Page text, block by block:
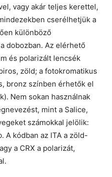
vagy akár teljes kerettel,
cserélhetjük a
különböző
dobozban. Az elérhető
és polarizált lencsék
zöld; a fotokromatikus
bronz színben érhetők el
Nem sokan használnak
mint a Salice,
számokkal jelölik:
A kódban az ITA a zöld-
a CRX a polarizát,